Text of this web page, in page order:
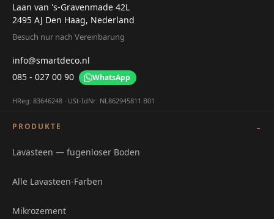
Laan van 's-Gravenmade 42L
2495 AJ Den Haag, Nederland
Besuch nur nach Vereinbarung
info@smartdeco.nl
085 - 027 00 90
WhatsApp
HReg: 83646248 · USt-IdNr: NL862945811 B01
PRODUKTE
Lavasteen — fugenloser Boden
Alle Lavasteen-Farben
Mikrozement